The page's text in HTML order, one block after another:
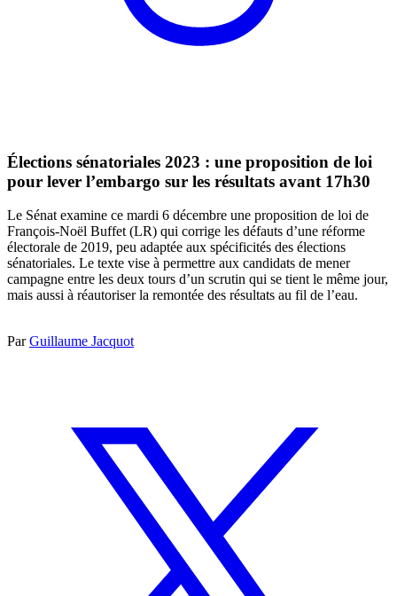
Élections sénatoriales 2023 : une proposition de loi
pour lever l’embargo sur les résultats avant 17h30
Le Sénat examine ce mardi 6 décembre une proposition de loi de
François-Noël Buffet (LR) qui corrige les défauts d’une réforme
électorale de 2019, peu adaptée aux spécificités des élections
sénatoriales. Le texte vise à permettre aux candidats de mener
campagne entre les deux tours d’un scrutin qui se tient le même jour,
mais aussi à réautoriser la remontée des résultats au fil de l’eau.
ParGuillaume Jacquot